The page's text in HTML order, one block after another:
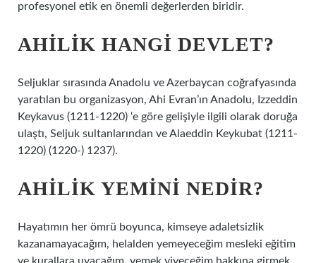
profesyonel etik en önemli değerlerden biridir.
AHILIK HANGI DEVLET?
Seljuklar sırasında Anadolu ve Azerbaycan coğrafyasında
yaratılan bu organizasyon, Ahi Evran’ın Anadolu, Izzeddin
Keykavus (1211-1220) ‘e göre gelişiyle ilgili olarak doruğa
ulaştı, Seljuk sultanlarından ve Alaeddin Keykubat (1211-
1220) (1220-) 1237).
AHILIK YEMINI NEDIR?
Hayatımın her ömrü boyunca, kimseye adaletsizlik
kazanamayacağım, helalden yemeyeceğim mesleki eğitim